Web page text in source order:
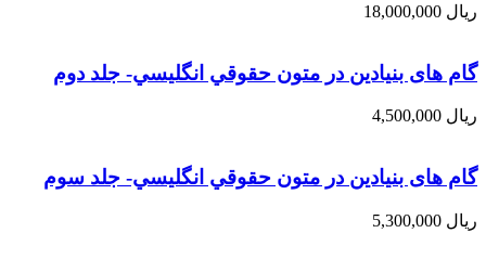
ریال
گام های بنیادین در متون حقوقي انگليسي- جلد دوم
ریال
گام های بنیادین در متون حقوقي انگليسي- جلد سوم
ریال